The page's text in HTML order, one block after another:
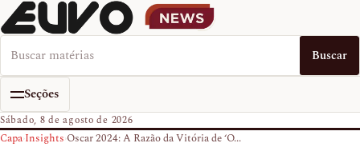
Buscar no EUVO News Buscar
Seções
Sábado, 8 de agosto de 2026
Capa›Insights›Oscar 2024: A Razão da Vitória de ‘O...